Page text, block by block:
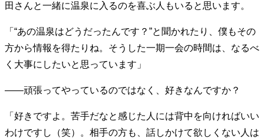
田さんと一緒に温泉に入るのを喜ぶ人もいると思います。
「“あの温泉はどうだったんです？”と聞かれたり、僕もその
方から情報を得たりね。そうした一期一会の時間は、なるべ
く大事にしたいと思っています」
――頑張ってやっているのではなく、好きなんですか？
「好きですよ。苦手だなと感じた人には背中を向ければいい
わけですし（笑）。相手の方も、話しかけて欲しくない人は